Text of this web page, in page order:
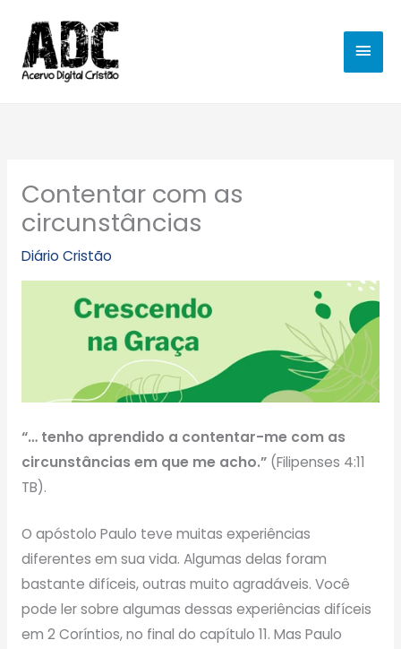
para
conteúdo
Contentar com as
circunstâncias
Diário Cristão
“… tenho aprendido a contentar-me com as
circunstâncias em que me acho.”(Filipenses 4:11
TB).
O apóstolo Paulo teve muitas experiências
diferentes em sua vida. Algumas delas foram
bastante difíceis, outras muito agradáveis. Você
pode ler sobre algumas dessas experiências difíceis
em 2 Coríntios, no final do capítulo 11. Mas Paulo